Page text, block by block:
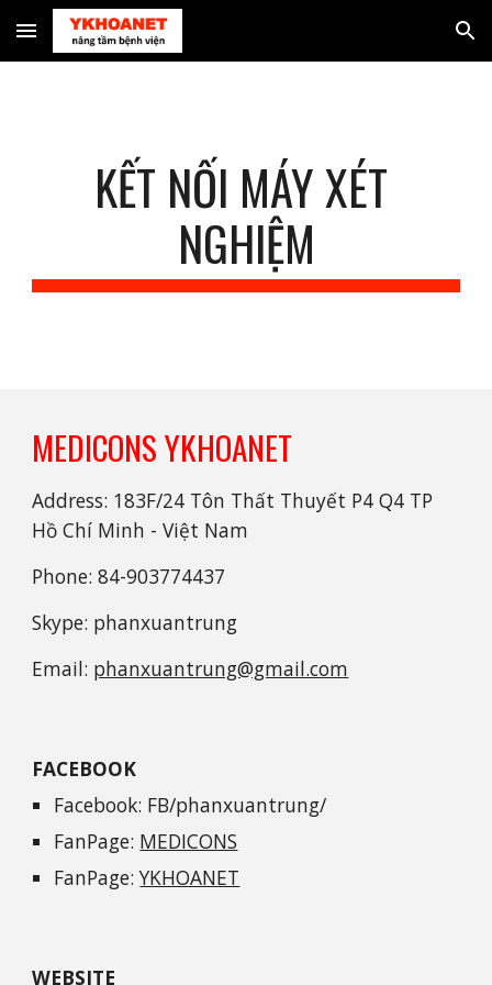
Skip to main content Skip to navigation
KẾT NỐI MÁY XÉT
NGHIỆM
MEDICONS YKHOANET
Address: 183F/24 Tôn Thất Thuyết P4 Q4 TP
Hồ Chí Minh - Việt Nam
Phone: 84-903774437
Skype: phanxuantrung
Email: phanxuantrung@gmail.com
FACEBOOK
Facebook: FB/phanxuantrung/
FanPage: MEDICONS
FanPage:YKHOANET
WEBSITE